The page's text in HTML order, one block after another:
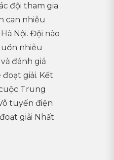
đội tham gia
can nhiễu
Nội. Đội nào
nhiễu
đánh giá
giải. Kết
Trung
tuyến điện
giải Nhất